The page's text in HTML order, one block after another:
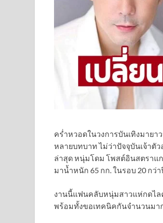
คร่ำหวอดในวงการบันเทิงมายา
หลายบทบาท ไม่ว่าปัจจุบันเจ้าตั
ล่าสุด หนุ่มโดม โพสต์อินสตราแก
มาน้ำหนัก 65 กก. ในรอบ 20 กว่า
งานนี้แฟนคลับหนุ่มสาวแห่กดไล
พร้อมทั้งขอเทคนิคกันจำนวนมา